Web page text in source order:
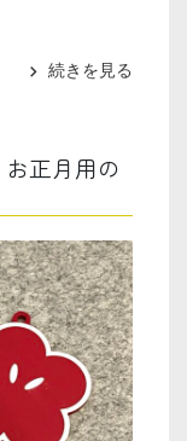
chevron_right 続きを見る
正月用の